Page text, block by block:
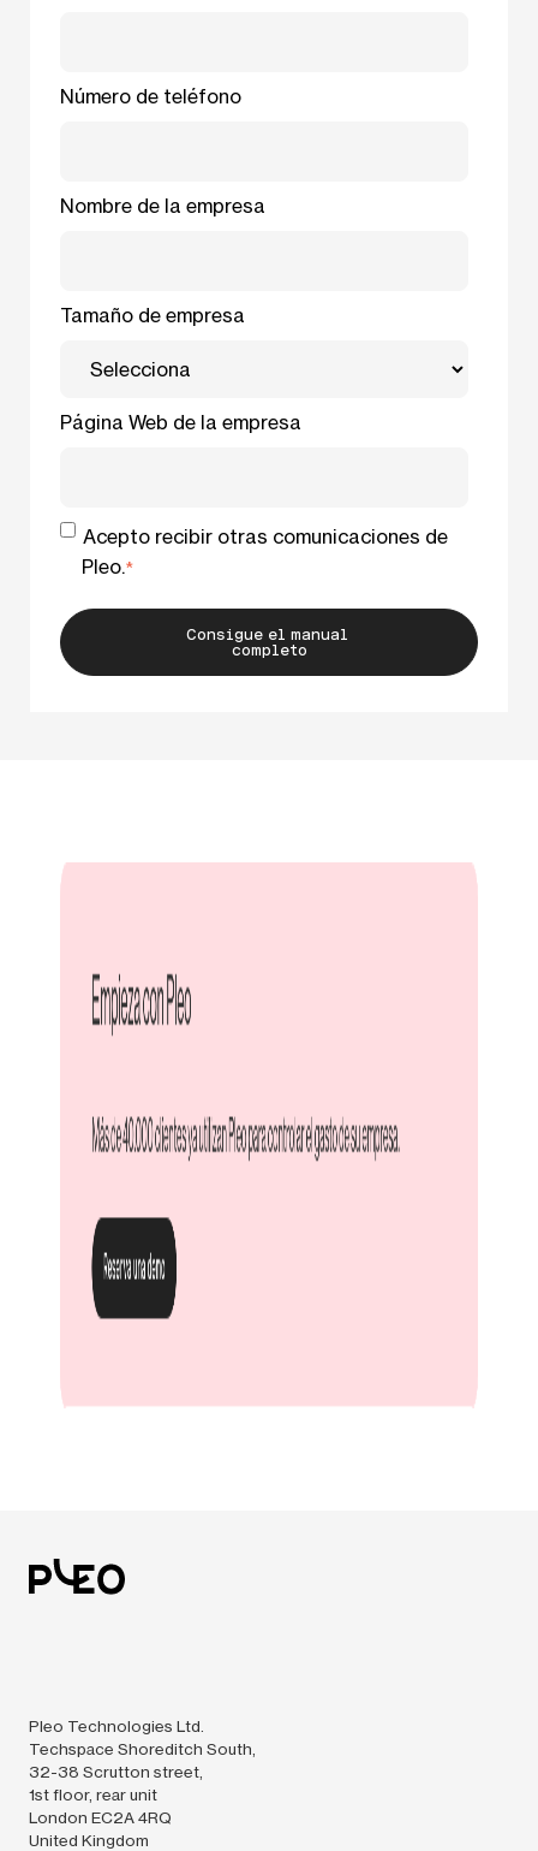
Número de teléfono
Nombre de la empresa
Tamaño de empresa
Página Web de la empresa
Acepto recibir otras comunicaciones de
Pleo.*
Pleo Technologies Ltd.
Techspace Shoreditch South,
32-38 Scrutton street,
1st floor, rear unit
London EC2A 4RQ
United Kingdom